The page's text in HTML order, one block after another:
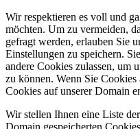
Wir respektieren es voll und
möchten. Um zu vermeiden,
gefragt werden, erlauben Sie
Einstellungen zu speichern.
andere Cookies zulassen, um
zu können. Wenn Sie Cookies
Cookies auf unserer Domain
Wir stellen Ihnen eine Liste
Domain gespeicherten